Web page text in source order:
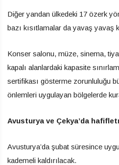
Diğer yandan ülkedeki 17 özerk
bazı kısıtlamalar da yavaş yavaş
Konser salonu, müze, sinema,
kapalı alanlardaki kapasite
sertifikası gösterme zorunluluğu
önlemleri uygulayan bölgelerde
Avusturya ve Çekya’da
Avusturya’da şubat süresince
kademeli kaldırılacak.